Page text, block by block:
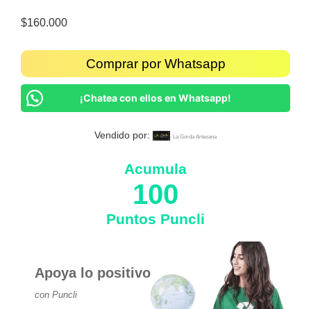
$160.000
Comprar por Whatsapp
¡Chatea con ellos en Whatsapp!
Vendido por: La Gorda Artesana
Acumula
100
Puntos Puncli
Apoya lo positivo
con Puncli